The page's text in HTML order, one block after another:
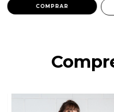
COMPRAR